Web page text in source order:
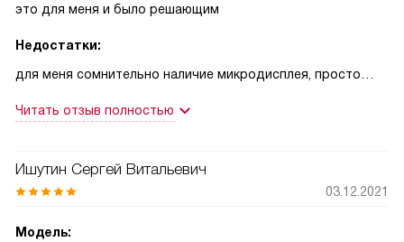
это для меня и было решающим
Недостатки:
для меня сомнительно наличие микродисплея, просто
но, надеюсь я тут не переплатила за его наличие))
Читать отзыв полностью
Ишутин Сергей Витальевич
03.12.2021
Модель: